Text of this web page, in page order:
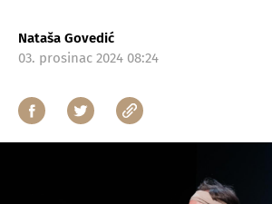
Nataša Govedić
03. prosinac 2024 08:24